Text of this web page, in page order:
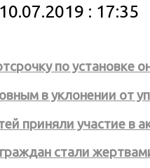
: 17:35
по установке
в уклонении от
приняли участие в
стали